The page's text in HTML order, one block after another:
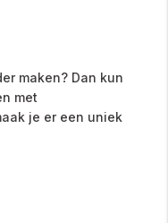
maken? Dan kun
met
je er een uniek